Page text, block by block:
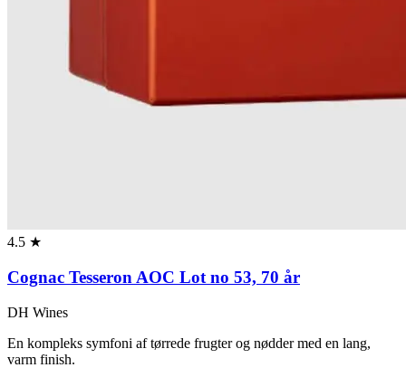
4.5 ★
Cognac Tesseron AOC Lot no 53, 70 år
DH Wines
En kompleks symfoni af tørrede frugter og nødder med en lang,
varm finish.